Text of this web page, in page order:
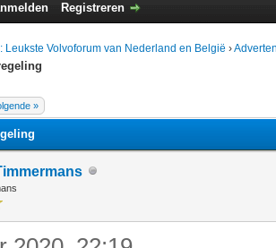
Registreren
Leukste Volvoforum van Nederland en België ›
»